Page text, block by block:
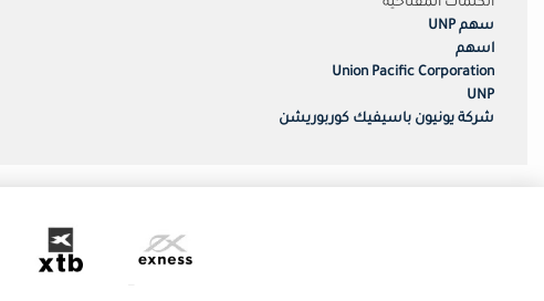
سهم UNP
اسهم
Union Pacific Corporation
UNP
شركة يونيون باسيفيك كوربوريشن